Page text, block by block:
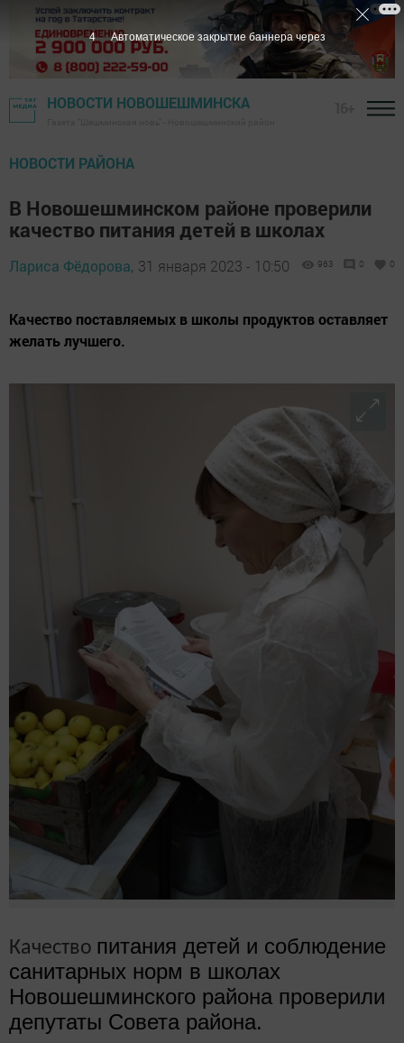
НОВОСТИ НОВОШЕШМИНСКА
НОВОСТИ РАЙОНА
В Новошешминском районе проверили
качество питания детей в школах
Лариса Фёдорова, 31 января 2023 - 10:50 963 0 0
Качество поставляемых в школы продуктов оставляет
желать лучшего.
Качество питания детей и соблюдение
санитарных норм в школах
Новошешминского района проверили
депутаты Совета района.
2 Автоматическое закрытие баннера через